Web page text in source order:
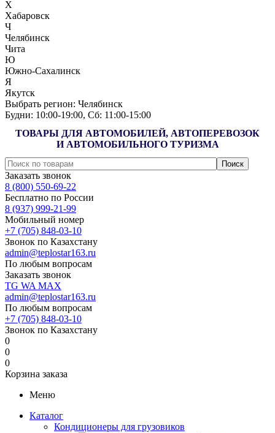
Х
Хабаровск
Ч
Челябинск
Чита
Ю
Южно-Сахалинск
Я
Якутск
Выбрать регион: Челябинск
Будни: 10:00‑19:00, Сб: 11:00‑15:00
ТОВАРЫ ДЛЯ АВТОМОБИЛЕЙ, АВТОПЕРЕВОЗОК
И АВТОМОБИЛЬНОГО ТУРИЗМА
Заказать звонок
8 (800) 550-69-22
Бесплатно по России
8 (937) 999-21-99
Мобильный номер
+7 (705) 848-03-10
Звонок по Казахстану
admin@teplostar163.ru
По любым вопросам
Заказать звонок
TG WA MAX
admin@teplostar163.ru
По любым вопросам
+7 (705) 848-03-10
Звонок по Казахстану
0
0
0
Корзина заказа
Меню
Каталог
Кондиционеры для грузовиков